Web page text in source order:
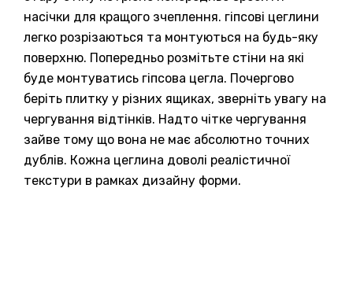
насічки для кращого зчеплення. гіпсові цеглини
легко розрізаються та монтуються на будь-яку
поверхню. Попередньо розмітьте стіни на які
буде монтуватись гіпсова цегла. Почергово
беріть плитку у різних ящиках, зверніть увагу на
чергування відтінків. Надто чітке чергування
зайве тому що вона не має абсолютно точних
дублів. Кожна цеглина доволі реалістичної
текстури в рамках дизайну форми.